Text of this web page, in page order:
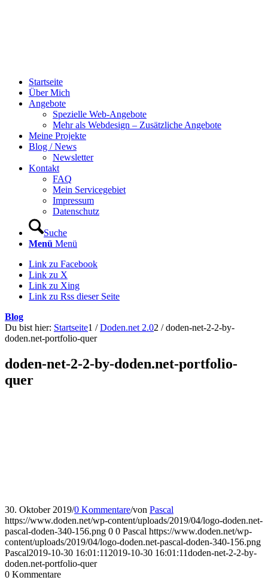
Startseite
Über Mich
Angebote
Spezielle Web-Angebote
Mehr als Webdesign – Zusätzliche Angebote
Meine Projekte
Blog / News
Newsletter
Kontakt
FAQ
Mein Servicegebiet
Impressum
Datenschutz
Suche
Menü Menü
Link zu Facebook
Link zu X
Link zu Xing
Link zu Rss dieser Seite
Blog
Du bist hier: Startseite1 / Doden.net 2.02 / doden-net-2-2-by-
doden.net-portfolio-quer
doden-net-2-2-by-doden.net-portfolio-
quer
30. Oktober 2019/0 Kommentare/von Pascal
https://www.doden.net/wp-content/uploads/2019/04/logo-doden.net-
pascal-doden-340-156.png 0 0 Pascal https://www.doden.net/wp-
content/uploads/2019/04/logo-doden.net-pascal-doden-340-156.png
Pascal2019-10-30 16:01:11 2019-10-30 16:01:11doden-net-2-2-by-
doden.net-portfolio-quer
0 Kommentare